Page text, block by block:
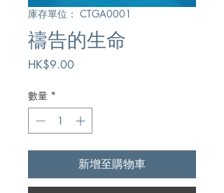
庫存單位： CTGA0001
禱告的生命
HK$9.00價
數量 *
新增至購物車